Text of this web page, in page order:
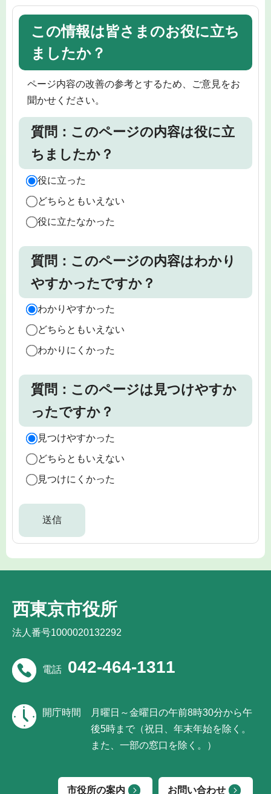
この情報は皆さまのお役に立ち
ましたか？
ページ内容の改善の参考とするため、ご意見をお
聞かせください。
質問：このページの内容は役に立
ちましたか？
役に立った
どちらともいえない
役に立たなかった
質問：このページの内容はわかり
やすかったですか？
わかりやすかった
どちらともいえない
わかりにくかった
質問：このページは見つけやすか
ったですか？
見つけやすかった
どちらともいえない
見つけにくかった
西東京市役所
法人番号1000020132292
電話 042-464-1311
開庁時間
月曜日～金曜日の午前8時30分から午
後5時まで（祝日、年末年始を除く。
また、一部の窓口を除く。）
市役所の案内 お問い合わせ